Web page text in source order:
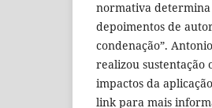
normativa determina
depoimentos de
condenação”.
realizou sustentação
impactos da
link para mais